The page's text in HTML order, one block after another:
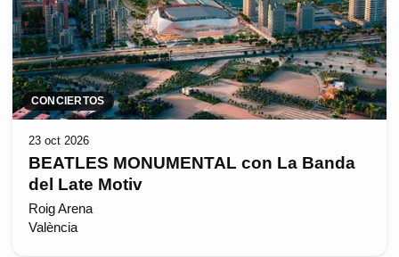
CONCIERTOS
23 oct 2026
BEATLES MONUMENTAL con La Banda
del Late Motiv
Roig Arena
València